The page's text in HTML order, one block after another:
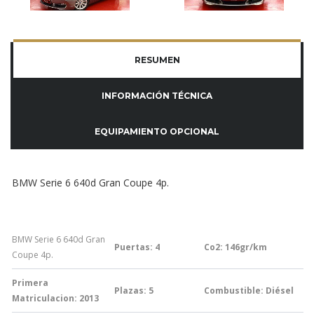
RESUMEN
INFORMACIÓN TÉCNICA
EQUIPAMIENTO OPCIONAL
BMW Serie 6 640d Gran Coupe 4p.
BMW Serie 6 640d Gran
Coupe 4p.
Puertas: 4 Co2: 146gr/km
Primera
Matriculacion: 2013
Plazas: 5 Combustible: Diésel